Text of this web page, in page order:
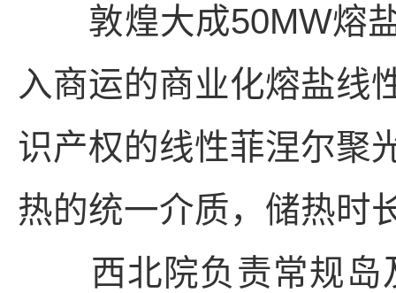
敦煌大成50MW熔盐
入商运的商业化熔盐线
识产权的线性菲涅尔聚
热的统一介质，储热时
西北院负责常规岛